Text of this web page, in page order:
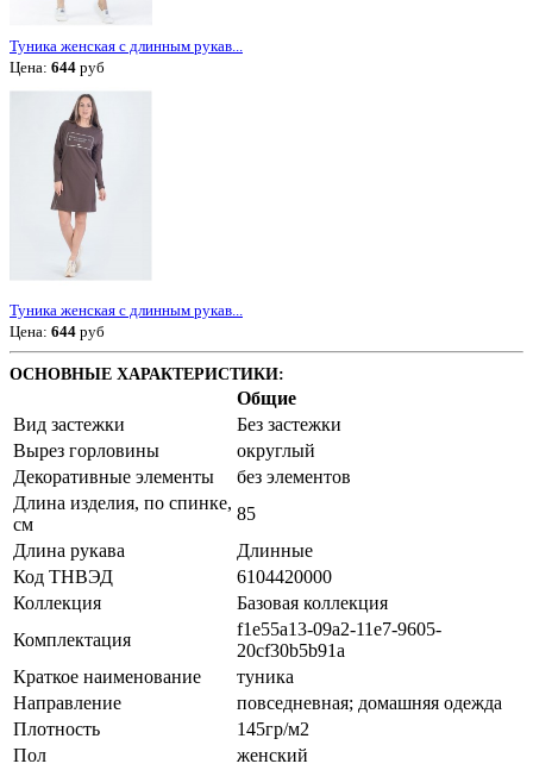
Туника женская с длинным рукав...
Цена: 644 руб
Туника женская с длинным рукав...
Цена: 644 руб
ОСНОВНЫЕ ХАРАКТЕРИСТИКИ:
Общие
Вид застежки
Без застежки
Вырез горловины
округлый
Декоративные элементы
без элементов
Длина изделия, по спинке,
см
85
Длина рукава
Длинные
Код ТНВЭД
6104420000
Коллекция
Базовая коллекция
Комплектация
f1e55a13-09a2-11e7-9605-
20cf30b5b91a
Краткое наименование
туника
Направление
повседневная; домашняя одежда
Плотность
145гр/м2
Пол
женский